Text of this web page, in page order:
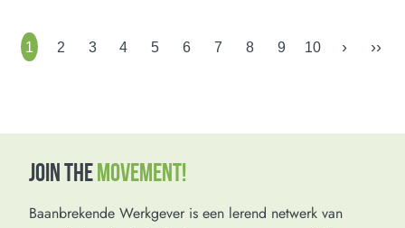
1 2 3 4 5 6 7 8 9 10 › ››
JOIN THEMOVEMENT!
Baanbrekende Werkgever is een lerend netwerk van